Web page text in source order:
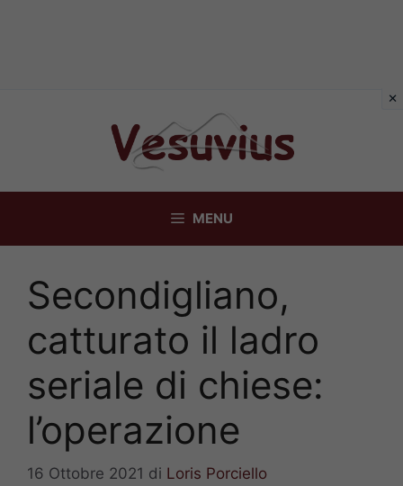
MENU
Secondigliano,
catturato il ladro
seriale di chiese:
l’operazione
16 Ottobre 2021 di Loris Porciello